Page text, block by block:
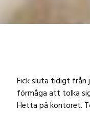
Fick sluta tidigt från
förmåga att tolka
Hetta på kontoret.